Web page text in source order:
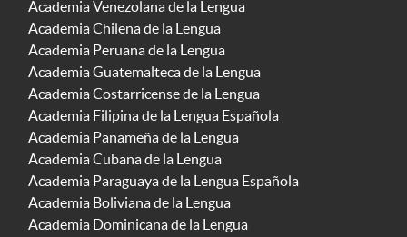
Academia Venezolana de la Lengua
Academia Chilena de la Lengua
Academia Peruana de la Lengua
Academia Guatemalteca de la Lengua
Academia Costarricense de la Lengua
Academia Filipina de la Lengua Española
Academia Panameña de la Lengua
Academia Cubana de la Lengua
Academia Paraguaya de la Lengua Española
Academia Boliviana de la Lengua
Academia Dominicana de la Lengua